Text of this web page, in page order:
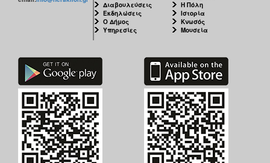
Διαβουλεύσεις
Εκδηλώσεις
Ο Δήμος
Υπηρεσίες
Η Πόλη
Ιστορία
Κνωσός
Μουσεία